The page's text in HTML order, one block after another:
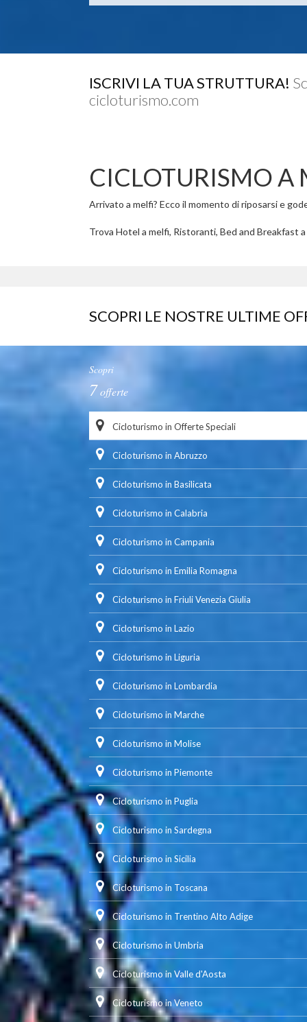
ISCRIVI LA TUA STRUTTURA!
cicloturismo.com
CICLOTURISMO A
Arrivato a melfi? Ecco il momento di riposarsi e
Trova Hotel a melfi, Ristoranti, Bed and Breakfast
SCOPRI LE NOSTRE ULTIME
Scopri
7offerte
Cicloturismo in Offerte Speciali
Cicloturismo in Abruzzo
Cicloturismo in Basilicata
Cicloturismo in Calabria
Cicloturismo in Campania
Cicloturismo in Emilia Romagna
Cicloturismo in Friuli Venezia Giulia
Cicloturismo in Lazio
Cicloturismo in Liguria
Cicloturismo in Lombardia
Cicloturismo in Marche
Cicloturismo in Molise
Cicloturismo in Piemonte
Cicloturismo in Puglia
Cicloturismo in Sardegna
Cicloturismo in Sicilia
Cicloturismo in Toscana
Cicloturismo in Trentino Alto Adige
Cicloturismo in Umbria
Cicloturismo in Valle d'Aosta
Cicloturismo in Veneto